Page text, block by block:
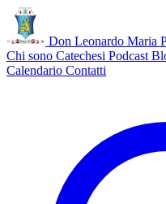
Don Leonardo Maria
Chi sono Catechesi Podcast
Calendario Contatti